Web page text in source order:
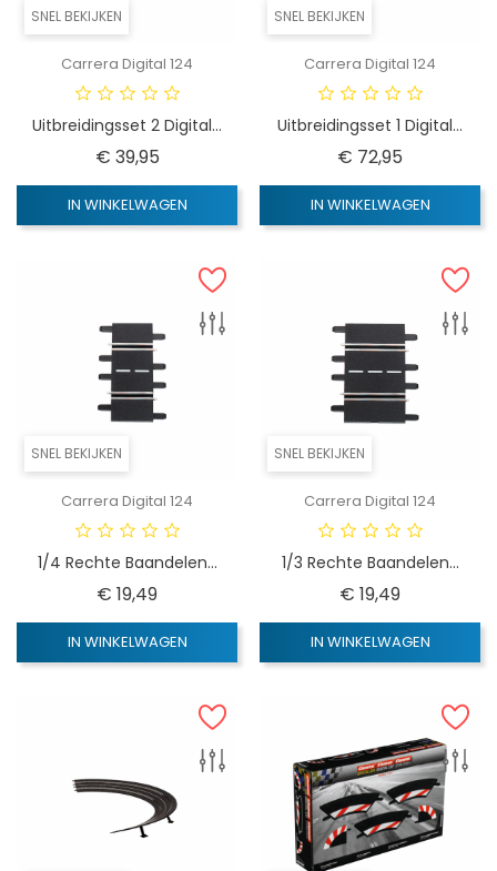
SNEL BEKIJKEN
Carrera Digital 124
Uitbreidingsset 2 Digital...
€ 39,95Prijs
IN WINKELWAGEN
SNEL BEKIJKEN
Carrera Digital 124
Uitbreidingsset 1 Digital...
€ 72,95
IN WINKELWAGEN
SNEL BEKIJKEN
Carrera Digital 124
1/4 Rechte Baandelen...
€ 19,49Prijs
IN WINKELWAGEN
SNEL BEKIJKEN
Carrera Digital 124
1/3 Rechte Baandelen...
€ 19,49Prijs
IN WINKELWAGEN